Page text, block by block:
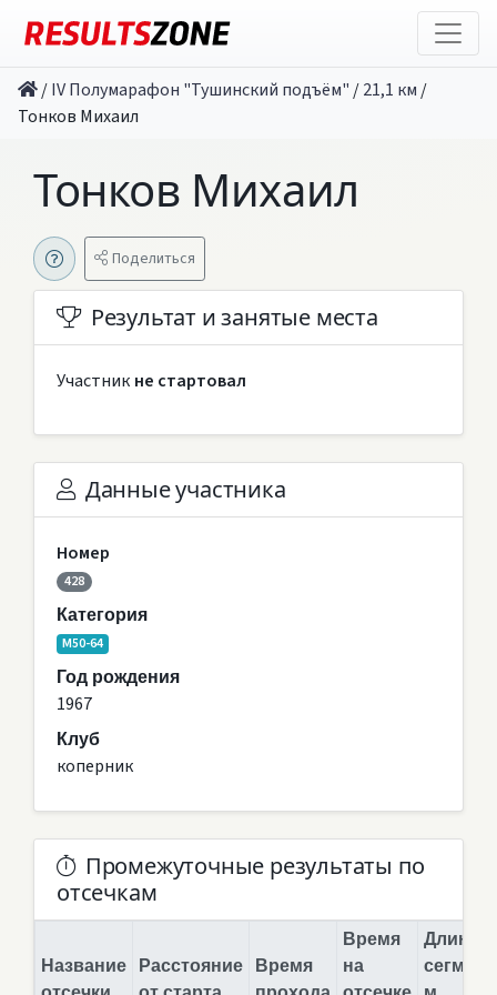
/IV Полумарафон "Тушинский подъём" /21,1 км /
Тонков Михаил
Тонков Михаил
Поделиться
Результат и занятые места
Участник не стартовал
Данные участника
Номер
428
Категория
M50-64
Год рождения
1967
Клуб
коперник
Промежуточные результаты по
отсечкам
Название
Расстояние
Время
Время
на
Длина